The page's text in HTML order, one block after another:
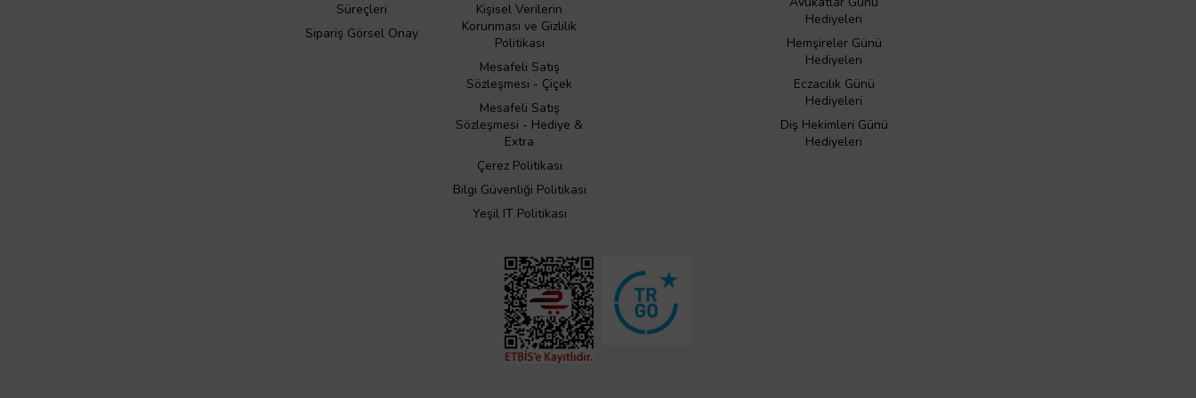
Süreçleri
Sipariş Görsel Onay
Kişisel Verilerin
Korunması ve Gizlilik
Politikası
Mesafeli Satış
Sözleşmesi - Çiçek
Mesafeli Satış
Sözleşmesi - Hediye &
Extra
Çerez Politikası
Bilgi Güvenliği Politikası
Yeşil IT Politikası
Hediyeleri
Hemşireler Günü
Hediyeleri
Eczacılık Günü
Hediyeleri
Diş Hekimleri Günü
Hediyeleri